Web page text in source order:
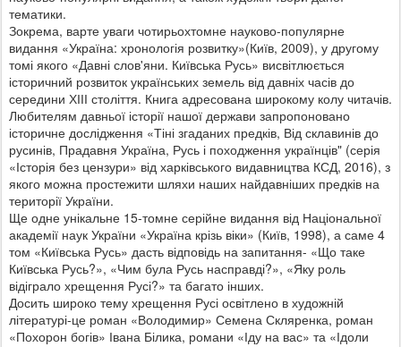
тематики.
Зокрема, варте уваги чотирьохтомне науково-популярне
видання «Україна: хронологія розвитку»(Київ, 2009), у другому
томі якого «Давні слов'яни. Київська Русь» висвітлюється
історичний розвиток українських земель від давніх часів до
середини ХІІІ століття. Книга адресована широкому колу читачів.
Любителям давньої історії нашої держави запропоновано
історичне дослідження «Тіні згаданих предків, Від склавинів до
русинів, Прадавня Україна, Русь і походження українців" (серія
«Історія без цензури» від харківського видавництва КСД, 2016), з
якого можна простежити шляхи наших найдавніших предків на
території України.
Ще одне унікальне 15-томне серійне видання від Національної
академії наук України «Україна крізь віки» (Київ, 1998), а саме 4
том «Київська Русь» дасть відповідь на запитання- «Що таке
Київська Русь?», «Чим була Русь насправді?», «Яку роль
відіграло хрещення Русі?» та багато інших.
Досить широко тему хрещення Русі освітлено в художній
літературі-це роман «Володимир» Семена Скляренка, роман
«Похорон богів» Івана Білика, романи «Іду на вас» та «Ідоли